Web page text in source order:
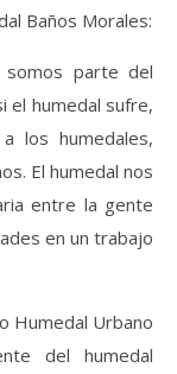
Baños Morales:
somos parte del
el humedal sufre,
los humedales,
El humedal nos
entre la gente
en un trabajo
Humedal Urbano
del humedal